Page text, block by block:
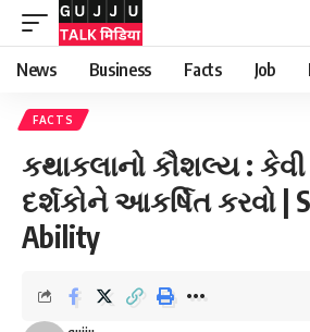
News Business Facts Job
FACTS
કથાકલાનો કૌશલ્ય : કેવી
દર્શકોને આકર્ષિત કરવો |
Ability